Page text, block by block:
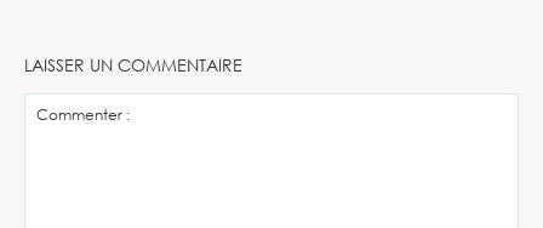
LAISSER UN COMMENTAIRE